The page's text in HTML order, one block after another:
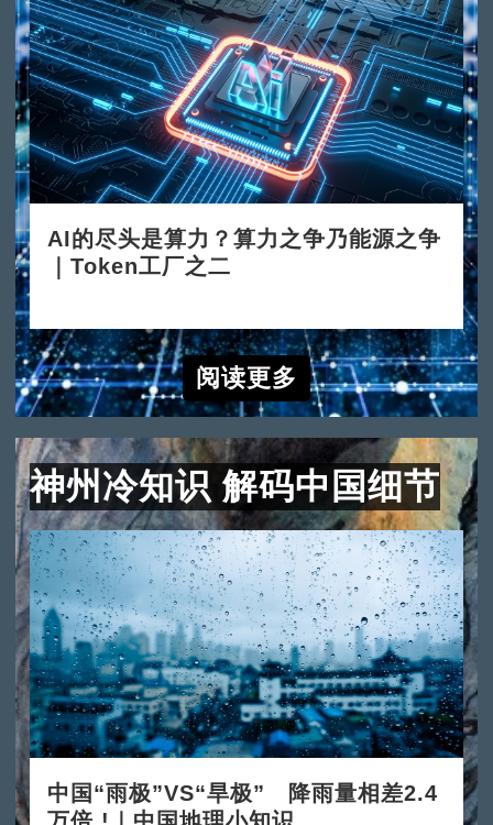
AI的尽头是算力？算力之争乃能源之争
｜Token工厂之二
阅读更多
神州冷知识 解码中国细节
中国“雨极”VS“旱极” 降雨量相差2.4
万倍 !｜中国地理小知识